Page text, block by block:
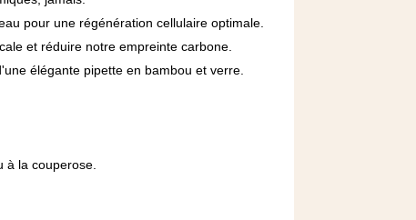
pour une régénération cellulaire optimale.
et réduire notre empreinte carbone.
élégante pipette en bambou et verre.
à la couperose.